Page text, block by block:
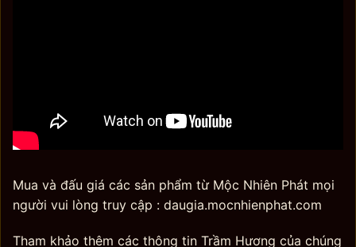
Mua và đấu giá các sản phẩm từ Mộc Nhiên Phát mọi
người vui lòng truy cập : daugia.mocnhienphat.com
Tham khảo thêm các thông tin Trầm Hương của chúng